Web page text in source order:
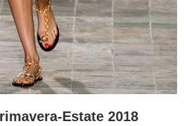
Estate 2018